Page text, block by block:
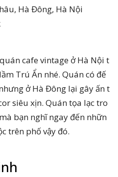
Hà Đông, Hà Nội
cafe vintage ở Hà Nội t
Trú Ẩn nhé. Quán có đế
ở Hà Đông lại gây ấn t
siêu xịn. Quán tọa lạc tro
bạn nghĩ ngay đến nhữn
trên phố vậy đó.